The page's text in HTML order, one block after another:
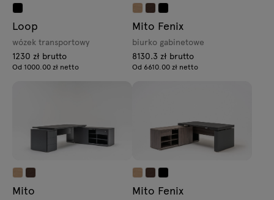
Loop
wózek transportowy
1230 zł brutto
Od 1000.00 zł netto
Mito Fenix
biurko gabinetowe
8130.3 zł brutto
Od 6610.00 zł netto
Mito Mito Fenix